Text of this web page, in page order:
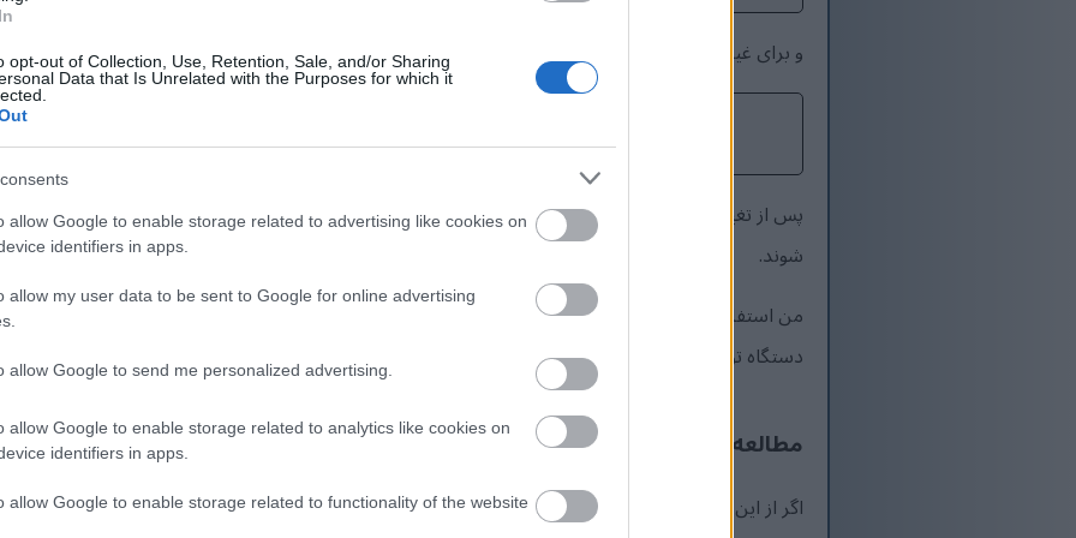
opt-out of Collection, Use, Retention, Sale, and/or Sharing
Data that Is Unrelated with the Purposes for which it
allow Google to enable storage related to advertising like cookies on
identifiers in apps.
allow my user data to be sent to Google for online advertising
allow Google to send me personalized advertising.
allow Google to enable storage related to analytics like cookies on
identifiers in apps.
allow Google to enable storage related to functionality of the website
و برای غیرفعال کردن مجدد آن، این دستور را اجرا کنید:
پس از تغییر وضعیت، معمولاً باید سرویس‌های وب و دسته‌ای را مجدداً راه‌اندازی کنید. گاهی اوقات حتی
شوند.
من استفاده از این رویکرد را در محیط‌های عملیاتی یا بحرانی توصیه نمی‌کنم، اما برای رسیدن سریع به
دستگاه توسعه فعال کرد، خوب کار می‌کند :-)
مطالعه بیشتر
اگر از این پست لذت بردید، ممکن است این پیشنهادات را نیز بپسندید: